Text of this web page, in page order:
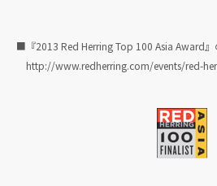
■『2013 Red Herring Top 100 Asia Award
http://www.redherring.com/events/red-